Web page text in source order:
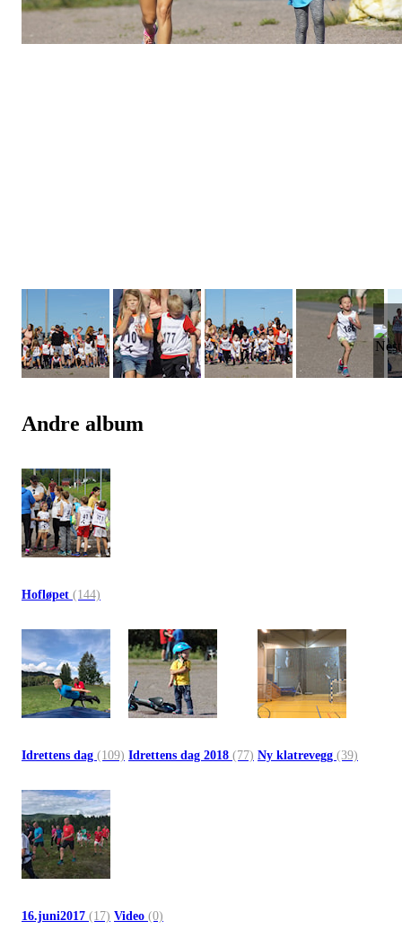
Andre album
Hofløpet (144)
Idrettens dag (109) Idrettens dag 2018 (77) Ny klatrevegg (39)
16.juni2017 (17) Video (0)